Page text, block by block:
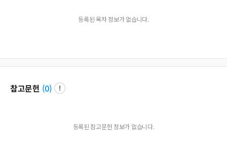
등록된 목차 정보가 없습니다.
참고문헌 (0)
등록된 참고문헌 정보가 없습니다.